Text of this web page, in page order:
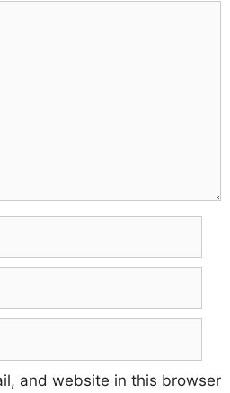
and website in this browser